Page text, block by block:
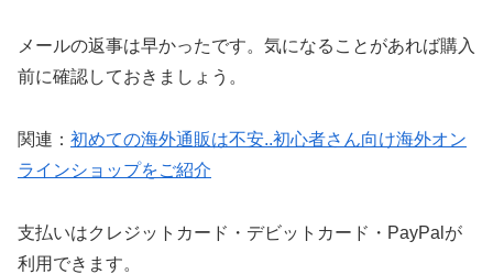
メールの返事は早かったです。気になることがあれば購入
前に確認しておきましょう。
関連： 初めての海外通販は不安..初心者さん向け海外オン
ラインショップをご紹介
支払いはクレジットカード・デビットカード・PayPalが
利用できます。